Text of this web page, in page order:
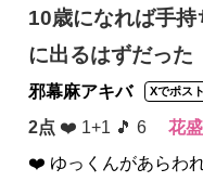
10歳になれば手
に出るはずだった
邪幕麻アキバ Xでポスト
2点 ❤️ 1+1 🎵 6
花盛
❤️ ゆっくんがあらわ